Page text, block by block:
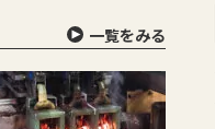
一覧をみる